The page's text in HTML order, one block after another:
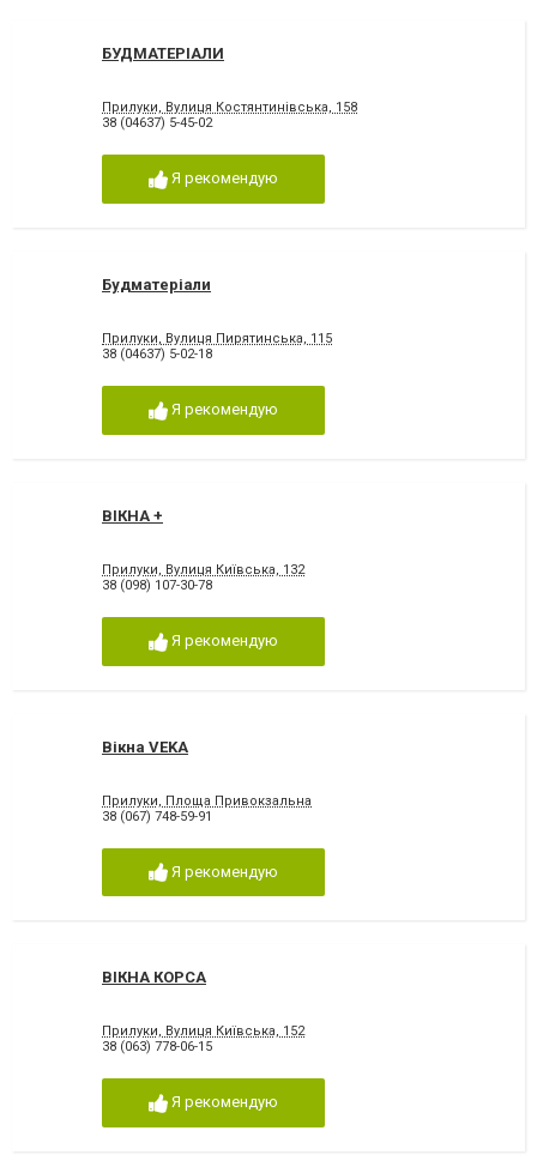
БУДМАТЕРІАЛИ
Прилуки, Вулиця Костянтинівська, 158
38 (04637) 5-45-02
Я рекомендую
Будматеріали
Прилуки, Вулиця Пирятинська, 115
38 (04637) 5-02-18
Я рекомендую
ВІКНА +
Прилуки, Вулиця Київська, 132
38 (098) 107-30-78
Я рекомендую
Вікна VEKA
Прилуки, Площа Привокзальна
38 (067) 748-59-91
Я рекомендую
ВІКНА КОРСА
Прилуки, Вулиця Київська, 152
38 (063) 778-06-15
Я рекомендую